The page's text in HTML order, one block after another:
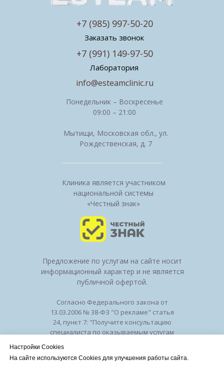
Клиника является участником
национальной системы
«Честный знак»
Понедельник – Воскресенье
09:00 – 21:00
Мытищи, Московская обл., ул.
Рождественская, д. 7
Заказать звонок
Лаборатория
info@esteamclinic.ru
+7 (991) 149-97-50
+7 (985) 997-50-20
Предложение по услугам на сайте носит
информационный характер и не является
публичной офертой.
Согласно Федерального закона от
13.03.2006 № 38-ФЗ "О рекламе" статья
24, пункт 7: "Получите консультацию
специалиста по оказываемым услугам
медицинской деятельности № ЛО-50-01-
Настройки Cookies
На сайте используются Cookies для улучшения работы сайта.